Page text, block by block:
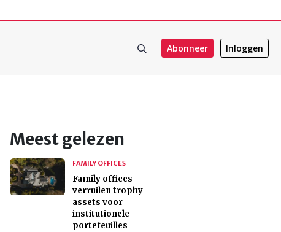
Abonneer Inloggen
Meest gelezen
FAMILY OFFICES
Family offices
verruilen trophy
assets voor
institutionele
portefeuilles